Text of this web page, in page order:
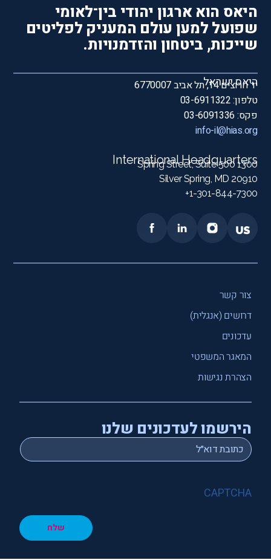
היאס הוא ארגון יהודי בין־לאומי
שפועל למען עולם המעניק לפליטים
שייכות, ביטחון והזדמנויות.
היאס ישראל
יד חרוצים 14, תל אביב 6770007
טלפון: 03-6911322
פקס: 03-6091336
info-il@hias.org
International Headquarters
1300 Spring Street, Suite 500
Silver Spring, MD 20910
1-301-844-7300+
צור קשר
דרושים (אנגלית)
עדכונים
המאגר המשפטי
הצהרת נגישות
הירשמו לעדכונים שלנו
Email
*
CAPTCHA
שלח